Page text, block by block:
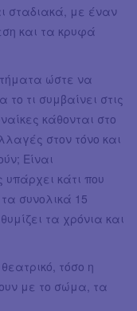
σταδιακά, με έναν
και τα κρυφά
ώστε να
το τι συμβαίνει στις
κάθονται στο
στον τόνο και
Είναι
κάτι που
συνολικά 15
τα χρόνια και
τόσο η
με το σώμα, τα